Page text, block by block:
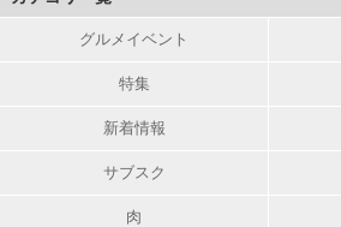
グルメイベント
特集
新着情報
サブスク
肉